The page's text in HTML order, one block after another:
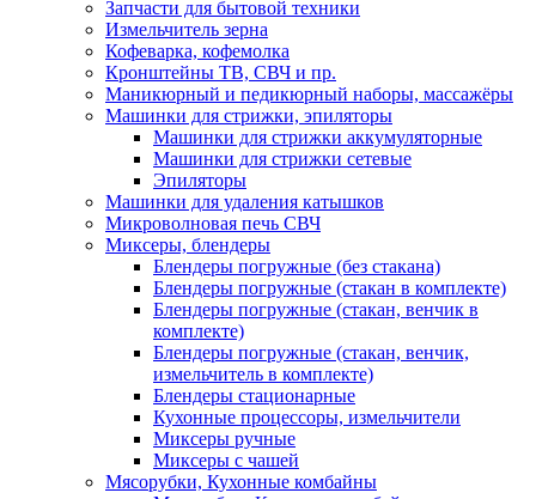
Запчасти для бытовой техники
Измельчитель зерна
Кофеварка, кофемолка
Кронштейны ТВ, СВЧ и пр.
Маникюрный и педикюрный наборы, массажёры
Машинки для стрижки, эпиляторы
Машинки для стрижки аккумуляторные
Машинки для стрижки сетевые
Эпиляторы
Машинки для удаления катышков
Микроволновая печь СВЧ
Миксеры, блендеры
Блендеры погружные (без стакана)
Блендеры погружные (стакан в комплекте)
Блендеры погружные (стакан, венчик в
комплекте)
Блендеры погружные (стакан, венчик,
измельчитель в комплекте)
Блендеры стационарные
Кухонные процессоры, измельчители
Миксеры ручные
Миксеры с чашей
Мясорубки, Кухонные комбайны